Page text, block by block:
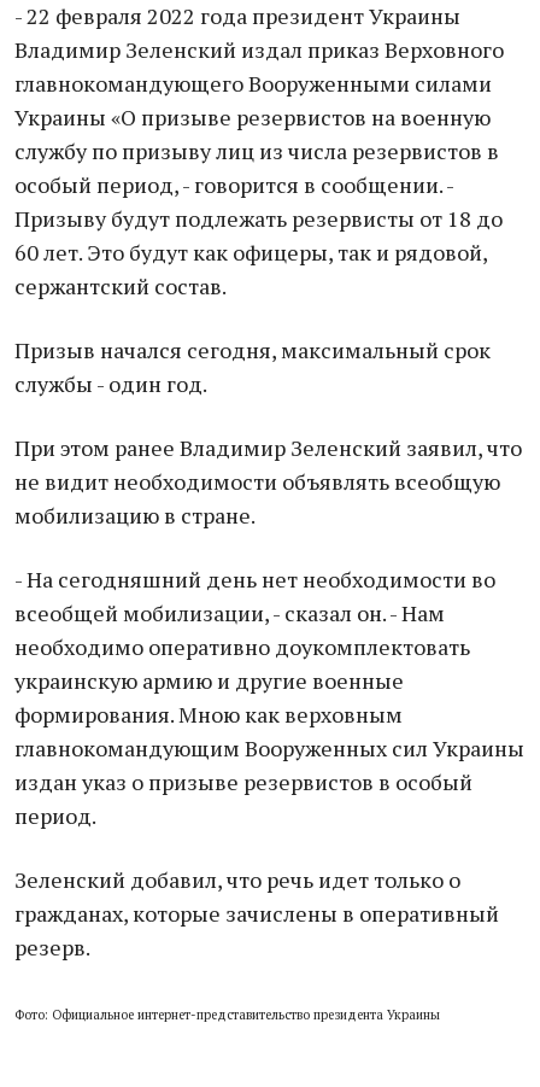
- 22 февраля 2022 года президент Украины
Владимир Зеленский издал приказ Верховного
главнокомандующего Вооруженными силами
Украины «О призыве резервистов на военную
службу по призыву лиц из числа резервистов в
особый период, - говорится в сообщении. -
Призыву будут подлежать резервисты от 18 до
60 лет. Это будут как офицеры, так и рядовой,
сержантский состав.
Призыв начался сегодня, максимальный срок
службы - один год.
При этом ранее Владимир Зеленский заявил, что
не видит необходимости объявлять всеобщую
мобилизацию в стране.
- На сегодняшний день нет необходимости во
всеобщей мобилизации, - сказал он. - Нам
необходимо оперативно доукомплектовать
украинскую армию и другие военные
формирования. Мною как верховным
главнокомандующим Вооруженных сил Украины
издан указ о призыве резервистов в особый
период.
Зеленский добавил, что речь идет только о
гражданах, которые зачислены в оперативный
резерв.
Фото: Официальное интернет-представительство президента Украины